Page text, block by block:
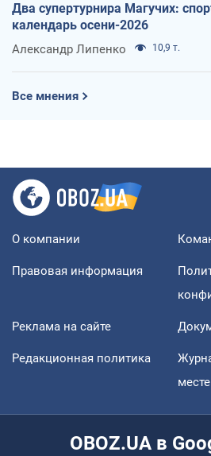
Два супертурнира Магучих:
календарь осени-2026
Александр Липенко 10,9 т.
Все мнения
О компании
Правовая информация
Реклама на сайте
Редакционная политика
OBOZ.UA в